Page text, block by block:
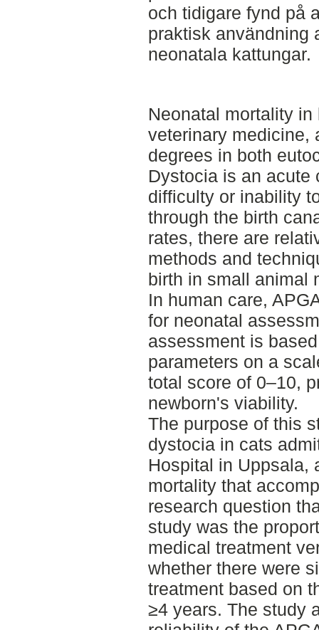
och tidigare fynd på
praktisk användning
neonatala kattungar.
Neonatal mortality
veterinary medicine,
degrees in both
Dystocia is an acute
difficulty or inability
through the birth
rates, there are
methods and
birth in small animal
In human care,
for neonatal
assessment is
parameters on a
total score of 0–10,
newborn's viability.
The purpose of this
dystocia in cats
Hospital in Uppsala,
mortality that
research question
study was the
medical treatment
whether there were
treatment based on
≥4 years. The study